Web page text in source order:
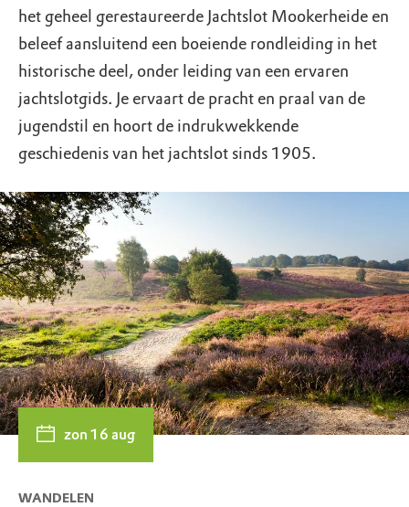
het geheel gerestaureerde Jachtslot Mookerheide en
beleef aansluitend een boeiende rondleiding in het
historische deel, onder leiding van een ervaren
jachtslotgids. Je ervaart de pracht en praal van de
jugendstil en hoort de indrukwekkende
geschiedenis van het jachtslot sinds 1905.
zon 16 aug
WANDELEN